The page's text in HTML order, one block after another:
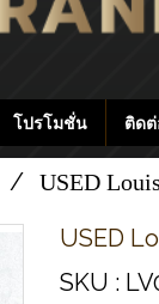
โปรโมชั่น ติดต่
U​SED
U​SED
SKU :